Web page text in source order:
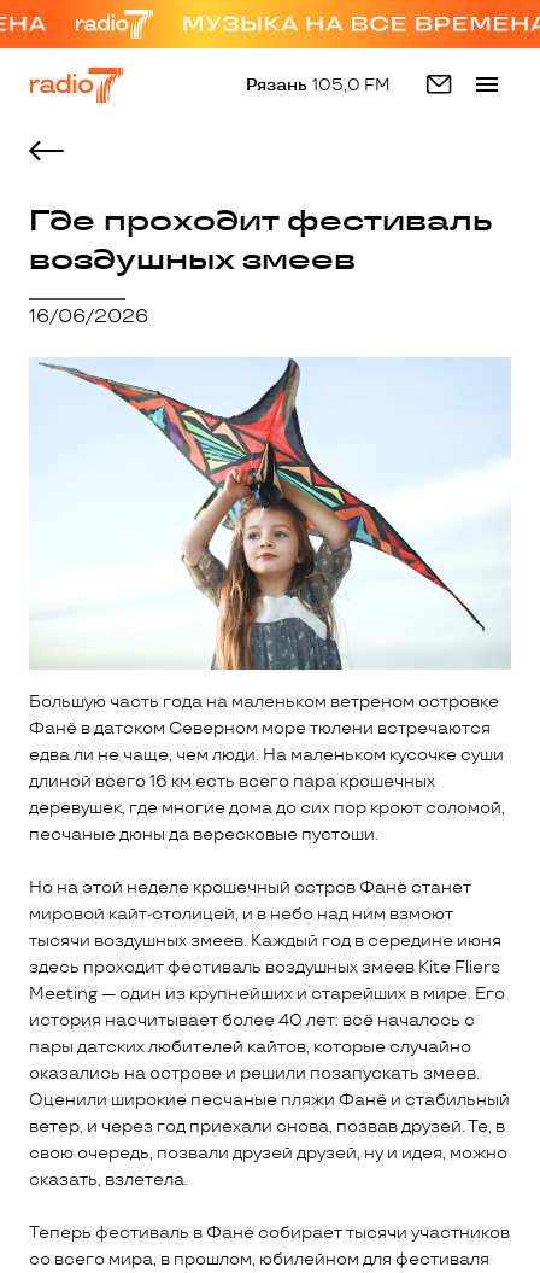
Рязань 105,0 FM
Где проходит фестиваль
воздушных змеев
16/06/2026
Большую часть года на маленьком ветреном островке
Фанё в датском Северном море тюлени встречаются
едва ли не чаще, чем люди. На маленьком кусочке суши
длиной всего 16 км есть всего пара крошечных
деревушек, где многие дома до сих пор кроют соломой,
песчаные дюны да вересковые пустоши.
Но на этой неделе крошечный остров Фанё станет
мировой кайт-столицей, и в небо над ним взмоют
тысячи воздушных змеев. Каждый год в середине июня
здесь проходит фестиваль воздушных змеев Kite Fliers
Meeting — один из крупнейших и старейших в мире. Его
история насчитывает более 40 лет: всё началось с
пары датских любителей кайтов, которые случайно
оказались на острове и решили позапускать змеев.
Оценили широкие песчаные пляжи Фанё и стабильный
ветер, и через год приехали снова, позвав друзей. Те, в
свою очередь, позвали друзей друзей, ну и идея, можно
сказать, взлетела.
Теперь фестиваль в Фанё собирает тысячи участников
со всего мира, в прошлом, юбилейном для фестиваля